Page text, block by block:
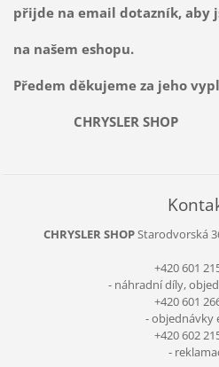
přijde na email dotazník, aby
na našem eshopu.
Předem děkujeme za jeho
CHRYSLER SHOP
CHRYSLER SHOPStarodvorská
+420 601
- náhradní díly,
+420 601
- objednávky
+420 602
-